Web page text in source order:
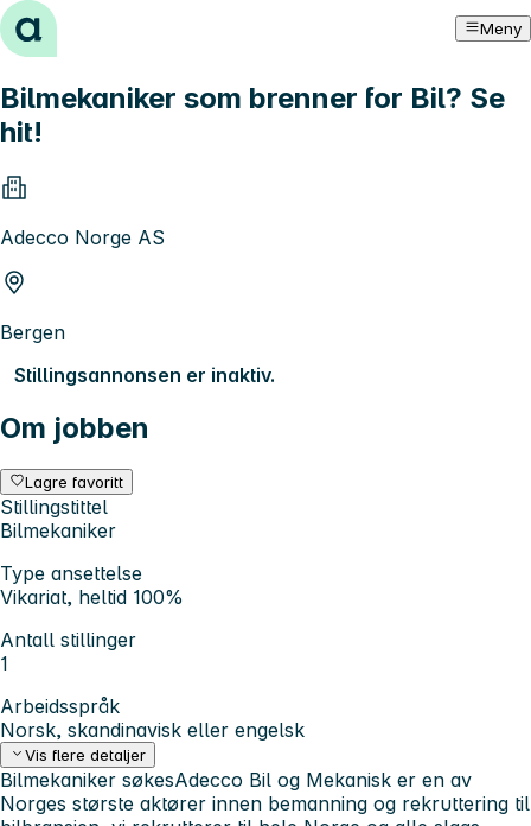
Hopp til innhold Meny
Bilmekaniker som brenner for Bil? Se
hit!
Adecco Norge AS
Bergen
Stillingsannonsen er inaktiv.
Om jobben
Lagre favoritt
Stillingstittel
Bilmekaniker
Type ansettelse
Vikariat, heltid 100%
Antall stillinger
1
Arbeidsspråk
Norsk, skandinavisk eller engelsk
Vis flere detaljer
Bilmekaniker søkesAdecco Bil og Mekanisk er en av
Norges største aktører innen bemanning og rekruttering til